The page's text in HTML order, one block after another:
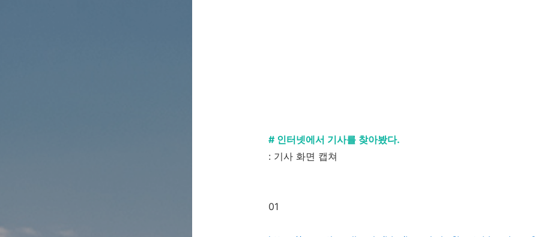
# 인터넷에서 기사를 찾아봤다.
: 기사 화면 캡쳐
01